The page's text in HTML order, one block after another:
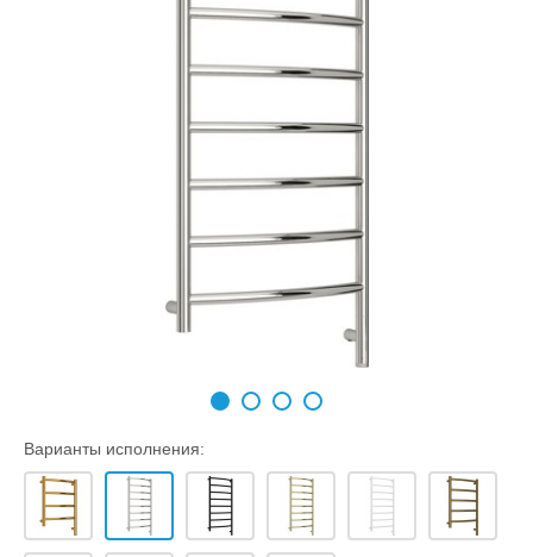
Варианты исполнения: